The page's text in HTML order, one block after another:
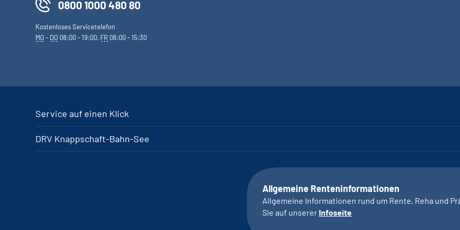
0800 1000 480 80
Kostenloses Servicetelefon
MO- DO 08:00 - 19:00, FR 08:00 - 15:30
Service auf einen Klick
DRV Knappschaft-Bahn-See
Allgemeine Renteninformationen
Allgemeine Informationen rund um Rente, Reha und
Sie auf unserer Infoseite